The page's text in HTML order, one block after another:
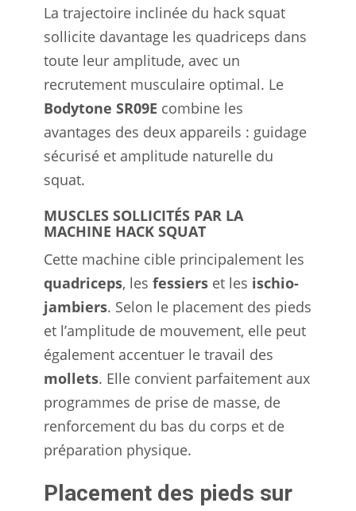
La trajectoire inclinée du hack squat
sollicite davantage les quadriceps dans
toute leur amplitude, avec un
recrutement musculaire optimal. Le
Bodytone SR09E combine les
avantages des deux appareils : guidage
sécurisé et amplitude naturelle du
squat.
MUSCLES SOLLICITÉS PAR LA
MACHINE HACK SQUAT
Cette machine cible principalement les
quadriceps, les fessiers et les ischio-
jambiers. Selon le placement des pieds
et l’amplitude de mouvement, elle peut
également accentuer le travail des
mollets. Elle convient parfaitement aux
programmes de prise de masse, de
renforcement du bas du corps et de
préparation physique.
Placement des pieds sur